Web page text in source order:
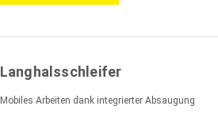
Langhalsschleifer
Mobiles Arbeiten dank integrierter Absaugung